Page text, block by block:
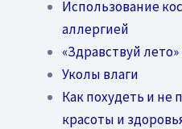
Использование
аллергией
«Здравствуй
Уколы влаги
Как похудеть и не
красоты и